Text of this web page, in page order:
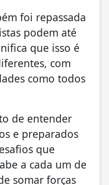
foi repassada
podem até
que isso é
com
como todos
de entender
e preparados
que
a cada um de
somar forças